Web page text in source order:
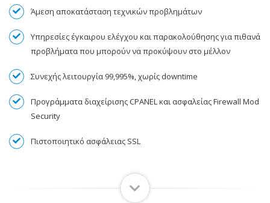
Άμεση αποκατάσταση τεχνικών προβλημάτων
Υπηρεσίες έγκαιρου ελέγχου και παρακολούθησης για πιθανά
προβλήματα που μπορούν να προκύψουν στο μέλλον
Συνεχής λειτουργία 99,995%, χωρίς downtime
Προγράμματα διαχείρισης CPANEL και ασφαλείας Firewall Mod
Security
Πιστοποιητικό ασφάλειας SSL